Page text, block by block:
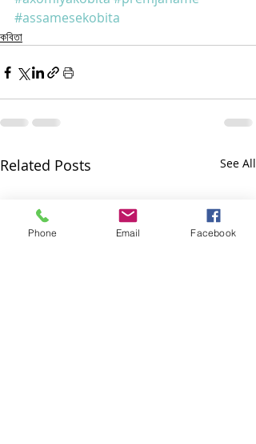
#assamesekobita
কবিতা
Related Posts See All
Phone Email Facebook